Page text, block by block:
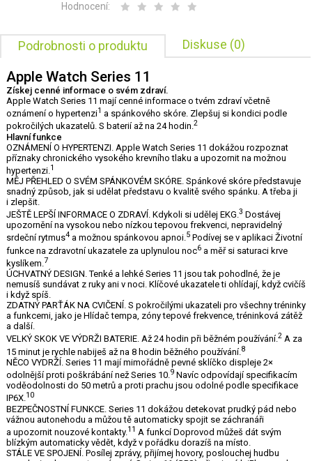
Hodnocení:
Podrobnosti o produktu Diskuse (0)
Apple Watch Series 11
Získej cenné informace o svém zdraví.
Apple Watch Series 11 mají cenné informace o tvém zdraví včetně
oznámení o hypertenzi1 a spánkového skóre. Zlepšuj si kondici podle
pokročilých ukazatelů. S baterií až na 24 hodin.2
Hlavní funkce
OZNÁMENÍ O HYPERTENZI. Apple Watch Series 11 dokážou rozpoznat
příznaky chronického vysokého krevního tlaku a upozornit na možnou
hypertenzi. 1
MĚJ PŘEHLED O SVÉM SPÁNKOVÉM SKÓRE. Spánkové skóre představuje
snadný způsob, jak si udělat představu o kvalitě svého spánku. A třeba ji
i zlepšit.
JEŠTĚ LEPŠÍ INFORMACE O ZDRAVÍ. Kdykoli si udělej EKG.3 Dostávej
upozornění na vysokou nebo nízkou tepovou frekvenci, nepravidelný
srdeční rytmus4 a možnou spánkovou apnoi.5 Podívej se v aplikaci Životní
funkce na zdravotní ukazatele za uplynulou noc6 a měř si saturaci krve
kyslíkem.7
ÚCHVATNÝ DESIGN. Tenké a lehké Series 11 jsou tak pohodlné, že je
nemusíš sundávat z ruky ani v noci. Klíčové ukazatele ti ohlídají, když cvičíš
i když spíš.
ZDATNÝ PARŤÁK NA CVIČENÍ. S pokročilými ukazateli pro všechny tréninky
a funkcemi, jako je Hlídač tempa, zóny tepové frekvence, tréninková zátěž
a další.
VELKÝ SKOK VE VÝDRŽI BATERIE. Až 24 hodin při běžném používání.2 A za
15 minut je rychle nabiješ až na 8 hodin běžného používání. 8
NĚCO VYDRŽÍ. Series 11 mají mimořádně pevné sklíčko displeje 2×
odolnější proti poškrábání než Series 10.9 Navíc odpovídají specifikacím
voděodolnosti do 50 metrů a proti prachu jsou odolné podle specifikace
IP6X.10
BEZPEČNOSTNÍ FUNKCE. Series 11 dokážou detekovat prudký pád nebo
vážnou autonehodu a můžou tě automaticky spojit se záchranáři
a upozornit nouzové kontakty. 11 A funkcí Doprovod můžeš dát svým
blízkým automaticky vědět, když v pořádku dorazíš na místo.
STÁLE VE SPOJENÍ. Posílej zprávy, přijímej hovory, poslouchej hudbu